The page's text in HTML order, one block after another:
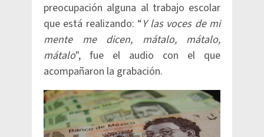
preocupación alguna al trabajo escolar
que está realizando: “Y las voces de mi
mente me dicen, mátalo, mátalo,
mátalo", fue el audio con el que
acompañaron la grabación.